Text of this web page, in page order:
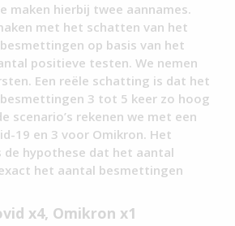
maken hierbij twee aannames.
met het schatten van het
op basis van het
positieve testen. We nemen
Een reële schatting is dat het
3 tot 5 keer zo hoog
scenario’s rekenen we met een
19 en 3 voor Omikron. Het
de hypothese dat het aantal
het aantal besmettingen
x4, Omikron x1